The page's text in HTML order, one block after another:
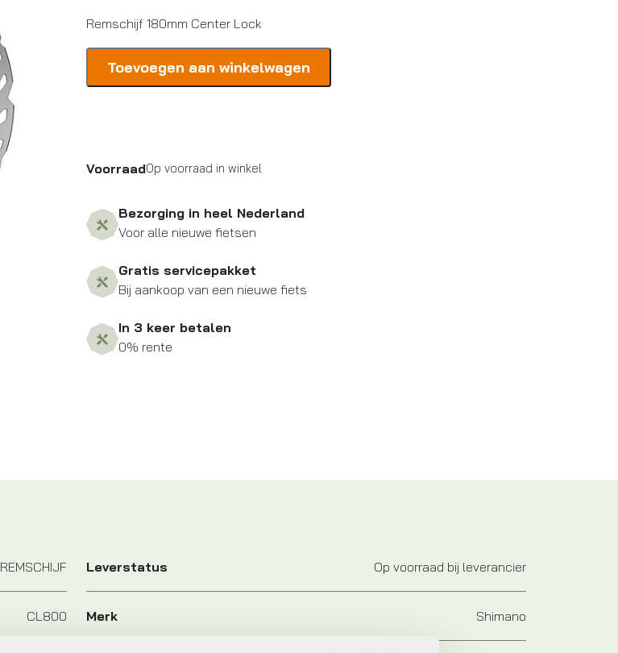
Remschijf 180mm Center Lock
Remschijf
Toevoegen aan winkelwagen
VoorraadOp voorraad in winkel
Bezorging in heel Nederland
Voor alle nieuwe fietsen
Gratis servicepakket
Bij aankoop van een nieuwe fiets
In 3 keer betalen
0% rente
REMSCHIJF Leverstatus Op voorraad bij leverancier
CL800 Merk Shimano